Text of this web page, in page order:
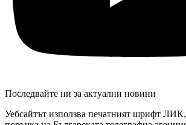
Последвайте ни за актуални новини
Уебсайтът използва печатният шрифт